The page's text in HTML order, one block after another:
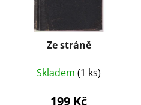
Ze stráně
Skladem (1 ks)
199 Kč